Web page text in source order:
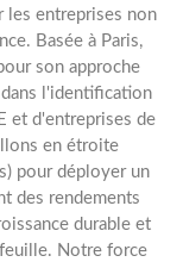
les entreprises non
Basée à Paris,
son approche
l'identification
et d'entreprises de
en étroite
pour déployer un
des rendements
durable et
Notre force